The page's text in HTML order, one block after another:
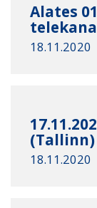
Alates
18.11.2020
(Tallinn)
18.11.2020